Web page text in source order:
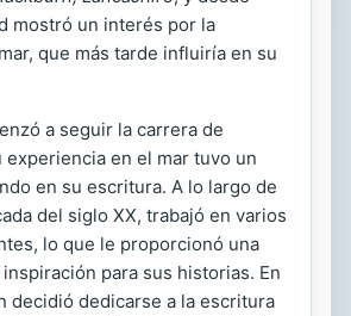
mostró un interés por la
que más tarde influiría en su
a seguir la carrera de
experiencia en el mar tuvo un
en su escritura. A lo largo de
del siglo XX, trabajó en varios
lo que le proporcionó una
para sus historias. En
decidió dedicarse a la escritura